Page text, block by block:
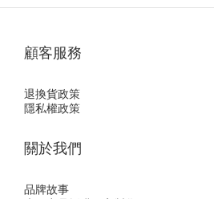
顧客服務
退換貨政策
隱私權政策
關於我們
品牌故事